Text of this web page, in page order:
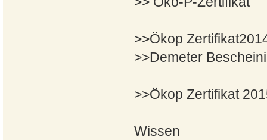
>>Ökop
>>Demeter
>>Ökop Zertifikat
Wissen